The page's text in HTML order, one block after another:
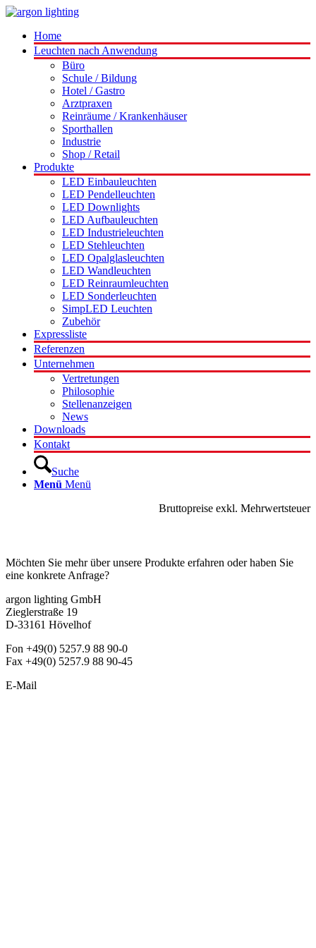
Home
Leuchten nach Anwendung
Büro
Schule / Bildung
Hotel / Gastro
Arztpraxen
Reinräume / Krankenhäuser
Sporthallen
Industrie
Shop / Retail
Produkte
LED Einbauleuchten
LED Pendelleuchten
LED Downlights
LED Aufbauleuchten
LED Industrieleuchten
LED Stehleuchten
LED Opalglasleuchten
LED Wandleuchten
LED Reinraumleuchten
LED Sonderleuchten
SimpLED Leuchten
Zubehör
Expressliste
Referenzen
Unternehmen
Vertretungen
Philosophie
Stellenanzeigen
News
Downloads
Kontakt
Suche
Menü Menü
Bruttopreise exkl. Mehrwertsteuer
Möchten Sie mehr über unsere Produkte erfahren oder haben Sie
eine konkrete Anfrage?
argon lighting GmbH
Zieglerstraße 19
D-33161 Hövelhof
Fon +49(0) 5257.9 88 90-0
Fax +49(0) 5257.9 88 90-45
E-Mail